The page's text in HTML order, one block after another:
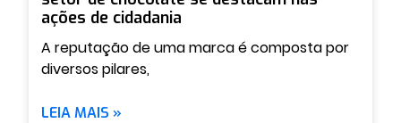
ações de cidadania
A reputação de uma marca é composta por
diversos pilares,
LEIA MAIS »